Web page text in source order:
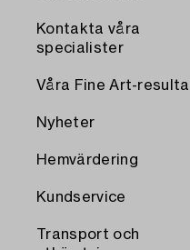
Kontakta våra
specialister
Våra Fine Art-
Nyheter
Hemvärdering
Kundservice
Transport och